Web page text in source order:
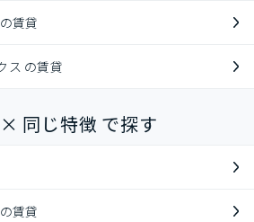
賃貸
ス の賃貸
同じ特徴 で探す
賃貸